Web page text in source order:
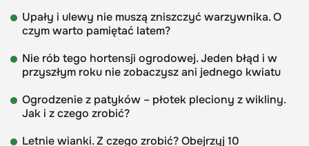
Upały i ulewy nie muszą zniszczyć warzywnika. O
czym warto pamiętać latem?
Nie rób tego hortensji ogrodowej. Jeden błąd i w
przyszłym roku nie zobaczysz ani jednego kwiatu
Ogrodzenie z patyków – płotek pleciony z wikliny.
Jak i z czego zrobić?
Letnie wianki. Z czego zrobić? Obejrzyj 10